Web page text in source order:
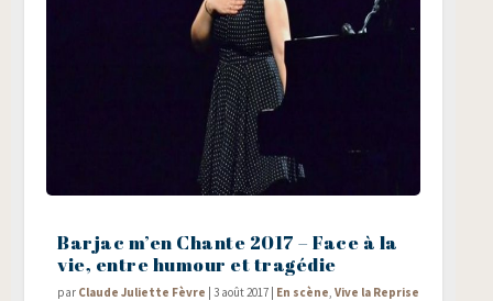
Barjac m’en Chante 2017 – Face à la
vie, entre humour et tragédie
par Claude Juliette Fèvre |3 août 2017 En scène,Vive la Reprise